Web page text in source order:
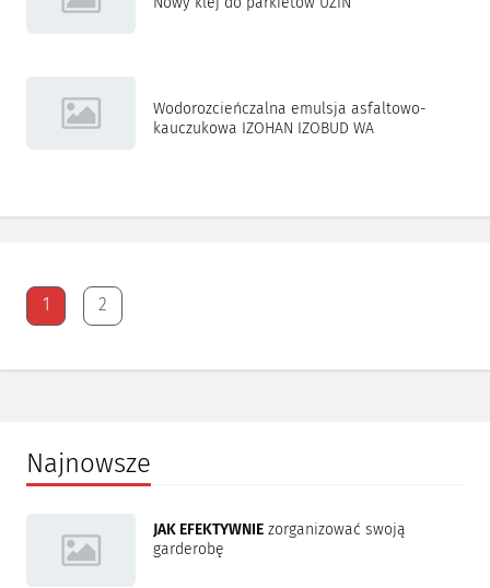
Wodorozcieńczalna emulsja asfaltowo-
kauczukowa IZOHAN IZOBUD WA
1 2
Najnowsze
JAK EFEKTYWNIE zorganizować swoją
garderobę